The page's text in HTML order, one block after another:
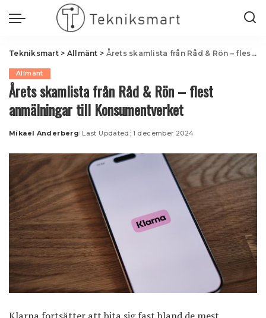
Tekniksmart> Allmänt > Årets skamlista från Råd & Rön – flest anmälningar till Konsumentverket
Allmänt
Årets skamlista från Råd & Rön – flest
anmälningar till Konsumentverket
Posted
Mikael Anderberg Last Updated: 1 december 2024